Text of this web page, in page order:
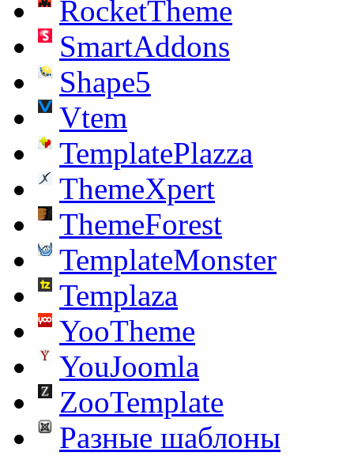
RocketTheme
SmartAddons
Shape5
Vtem
TemplatePlazza
ThemeXpert
ThemeForest
TemplateMonster
Templaza
YooTheme
YouJoomla
ZooTemplate
Разные шаблоны